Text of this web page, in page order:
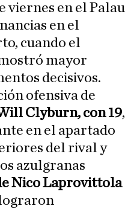
viernes en el Palau
en el
cuando el
mayor
decisivos.
ofensiva de
Clyburn, con 19,
en el apartado
del rival y
azulgranas
Nico Laprovittola